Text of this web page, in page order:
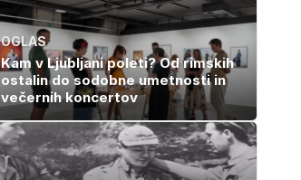
OGLAS
Kam v Ljubljani poleti? Od rimskih
ostalin do sodobne umetnosti in
večernih koncertov